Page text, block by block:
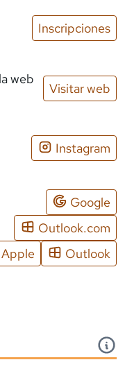
Inscripciones
web
Visitar web
Instagram
Google
Outlook.com
Apple
Outlook